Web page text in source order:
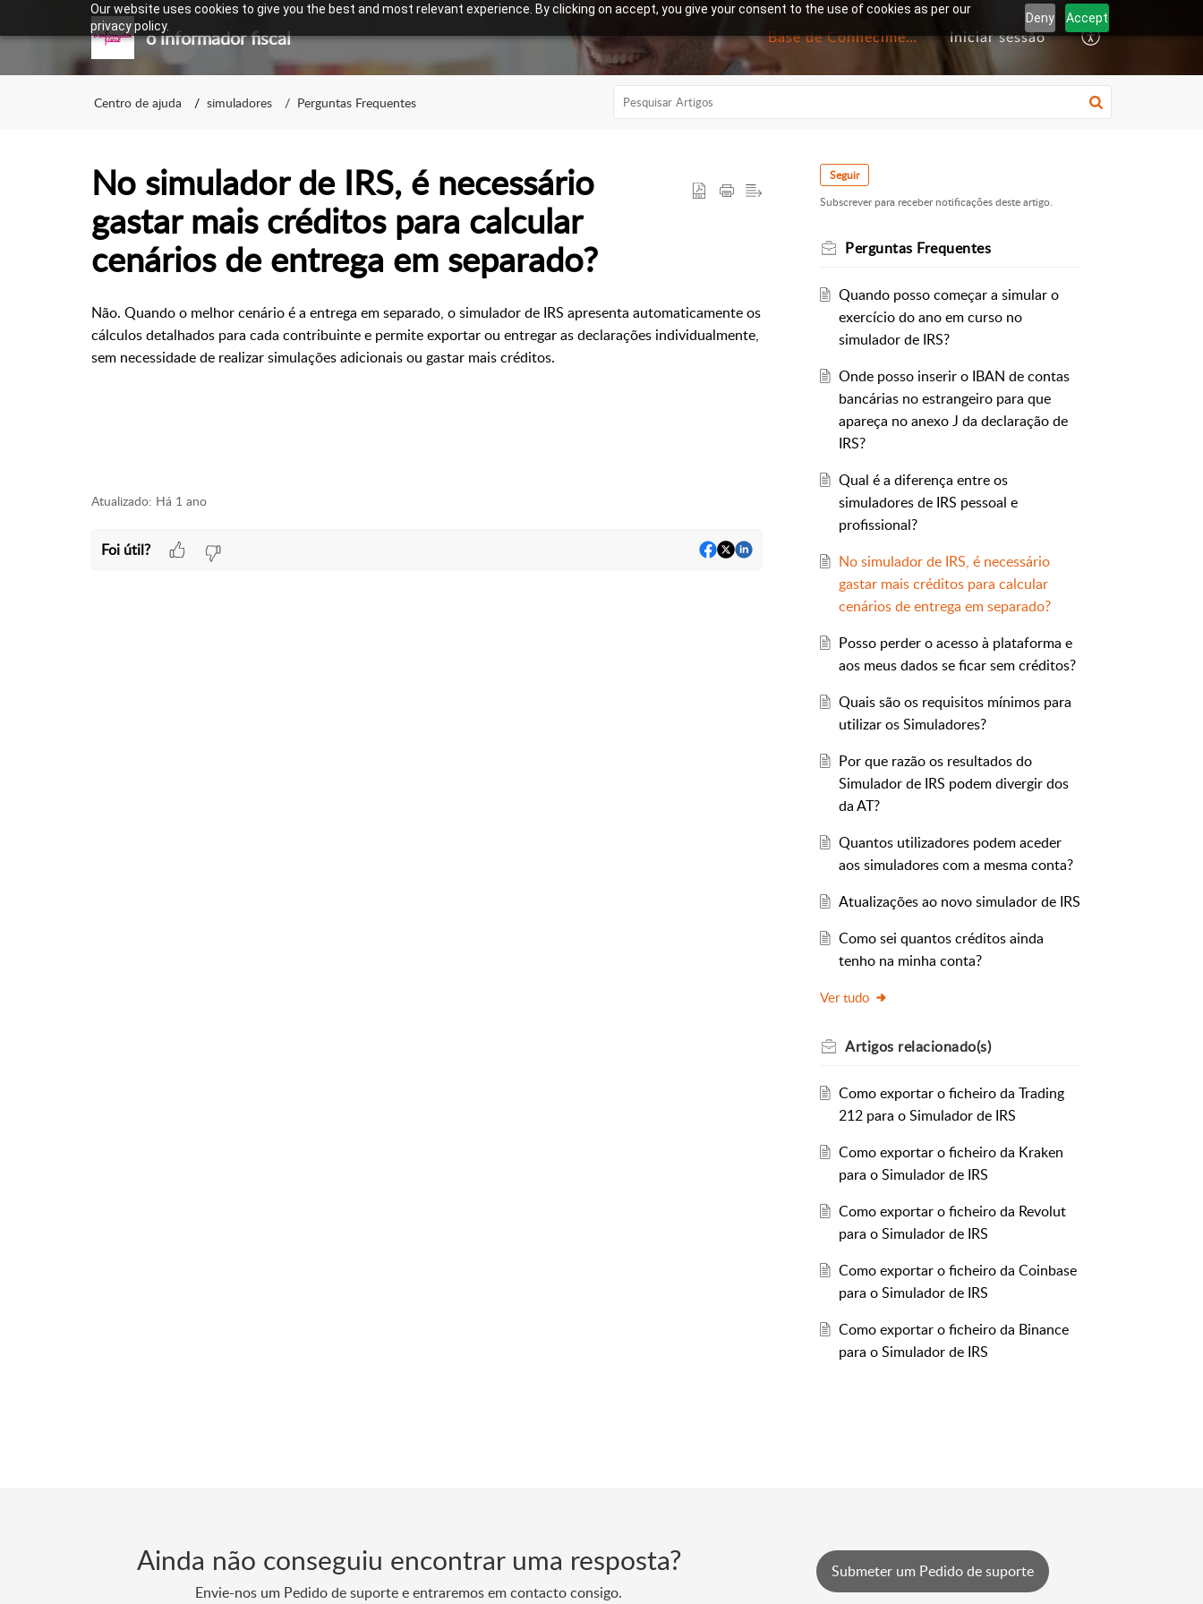
Our website uses cookies to give you the best and most relevant experience. By clicking on accept, you give your consent to the use of cookies as per our
privacy policy.
Deny Accept
o informador fiscal Base de Conhecimento Iniciar sessão
Centro de ajuda simuladores Perguntas Frequentes
No simulador de IRS, é necessário
gastar mais créditos para calcular
cenários de entrega em separado?
Não. Quando o melhor cenário é a entrega em separado, o simulador de IRS apresenta automaticamente os
cálculos detalhados para cada contribuinte e permite exportar ou entregar as declarações individualmente,
sem necessidade de realizar simulações adicionais ou gastar mais créditos.
Atualizado: Há 1 ano
Foi útil?
Seguir
Subscrever para receber notificações deste artigo.
Perguntas Frequentes
Quando posso começar a simular o
exercício do ano em curso no
simulador de IRS?
Onde posso inserir o IBAN de contas
bancárias no estrangeiro para que
apareça no anexo J da declaração de
IRS?
Qual é a diferença entre os
simuladores de IRS pessoal e
profissional?
No simulador de IRS, é necessário
gastar mais créditos para calcular
cenários de entrega em separado?
Posso perder o acesso à plataforma e
aos meus dados se ficar sem créditos?
Quais são os requisitos mínimos para
utilizar os Simuladores?
Por que razão os resultados do
Simulador de IRS podem divergir dos
da AT?
Quantos utilizadores podem aceder
aos simuladores com a mesma conta?
Atualizações ao novo simulador de IRS
Como sei quantos créditos ainda
tenho na minha conta?
Ver tudo
Artigos relacionado(s)
Como exportar o ficheiro da Trading
212 para o Simulador de IRS
Como exportar o ficheiro da Kraken
para o Simulador de IRS
Como exportar o ficheiro da Revolut
para o Simulador de IRS
Como exportar o ficheiro da Coinbase
para o Simulador de IRS
Como exportar o ficheiro da Binance
para o Simulador de IRS
Ainda não conseguiu encontrar uma resposta?
Envie-nos um Pedido de suporte e entraremos em contacto consigo.
Submeter um Pedido de suporte